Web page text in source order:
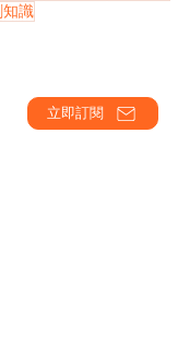
知識
立即訂閱